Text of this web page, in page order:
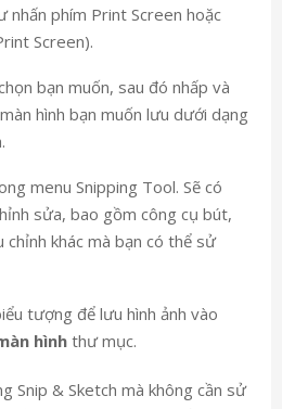
nhấn phím Print Screen hoặc
Screen).
bạn muốn, sau đó nhấp và
hình bạn muốn lưu dưới dạng
menu Snipping Tool. Sẽ có
sửa, bao gồm công cụ bút,
chỉnh khác mà bạn có thể sử
tượng để lưu hình ảnh vào
hình thư mục.
Snip & Sketch mà không cần sử